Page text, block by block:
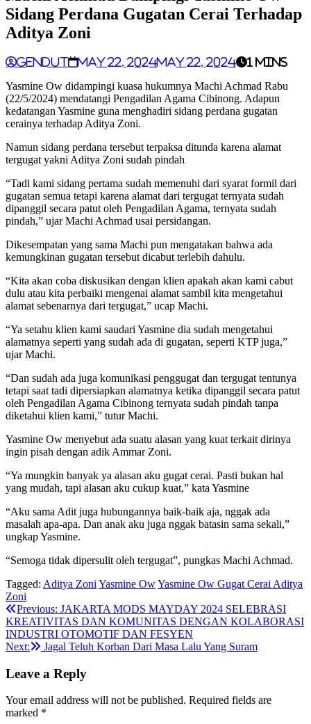
Sidang Perdana Gugatan Cerai Terhadap
Aditya Zoni
gendut May 22, 2024May 22, 2024 1 mins
Yasmine Ow didampingi kuasa hukumnya Machi Achmad Rabu
(22/5/2024) mendatangi Pengadilan Agama Cibinong. Adapun
kedatangan Yasmine guna menghadiri sidang perdana gugatan
cerainya terhadap Aditya Zoni.
Namun sidang perdana tersebut terpaksa ditunda karena alamat
tergugat yakni Aditya Zoni sudah pindah
“Tadi kami sidang pertama sudah memenuhi dari syarat formil dari
gugatan semua tetapi karena alamat dari tergugat ternyata sudah
dipanggil secara patut oleh Pengadilan Agama, ternyata sudah
pindah,” ujar Machi Achmad usai persidangan.
Dikesempatan yang sama Machi pun mengatakan bahwa ada
kemungkinan gugatan tersebut dicabut terlebih dahulu.
“Kita akan coba diskusikan dengan klien apakah akan kami cabut
dulu atau kita perbaiki mengenai alamat sambil kita mengetahui
alamat sebenarnya dari tergugat,” ucap Machi.
“Ya setahu klien kami saudari Yasmine dia sudah mengetahui
alamatnya seperti yang sudah ada di gugatan, seperti KTP juga,”
ujar Machi.
“Dan sudah ada juga komunikasi penggugat dan tergugat tentunya
tetapi saat tadi dipersiapkan alamatnya ketika dipanggil secara patut
oleh Pengadilan Agama Cibinong ternyata sudah pindah tanpa
diketahui klien kami,” tutur Machi.
Yasmine Ow menyebut ada suatu alasan yang kuat terkait dirinya
ingin pisah dengan adik Ammar Zoni.
“Ya mungkin banyak ya alasan aku gugat cerai. Pasti bukan hal
yang mudah, tapi alasan aku cukup kuat,” kata Yasmine
“Aku sama Adit juga hubungannya baik-baik aja, nggak ada
masalah apa-apa. Dan anak aku juga nggak batasin sama sekali,”
ungkap Yasmine.
“Semoga tidak dipersulit oleh tergugat”, pungkas Machi Achmad.
Tagged: Aditya Zoni Yasmine OwYasmine Ow Gugat Cerai Aditya
Zoni
Post
navigation
Previous: JAKARTA MODS MAYDAY 2024 SELEBRASI
KREATIVITAS DAN KOMUNITAS DENGAN KOLABORASI
INDUSTRI OTOMOTIF DAN FESYEN
Next:
Jagal Teluh Korban Dari Masa Lalu Yang Suram
Leave a Reply
Your email address will not be published. Required fields are
marked *